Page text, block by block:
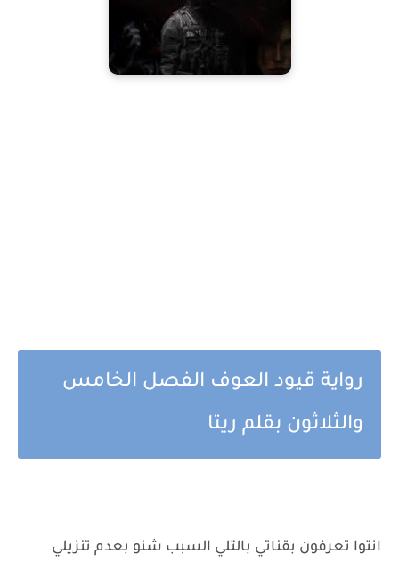
رواية قيود العوف الفصل الخامس
والثلاثون بقلم ريتا
انتوا تعرفون بقناتي بالتلي السبب شنو بعدم تنزيلي